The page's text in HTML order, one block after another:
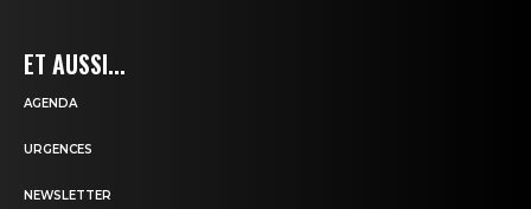
ET AUSSI...
AGENDA
URGENCES
NEWSLETTER